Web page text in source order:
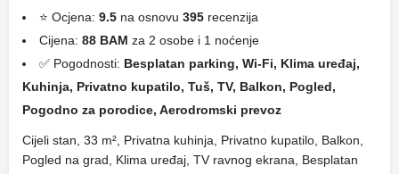
⭐ Ocjena: 9.5 na osnovu 395 recenzija
Cijena: 88 BAM za 2 osobe i 1 noćenje
✅ Pogodnosti: Besplatan parking, Wi-Fi, Klima uređaj,
Kuhinja, Privatno kupatilo, Tuš, TV, Balkon, Pogled,
Pogodno za porodice, Aerodromski prevoz
Cijeli stan, 33 m², Privatna kuhinja, Privatno kupatilo, Balkon,
Pogled na grad, Klima uređaj, TV ravnog ekrana, Besplatan